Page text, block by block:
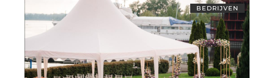
BEDRIJVEN